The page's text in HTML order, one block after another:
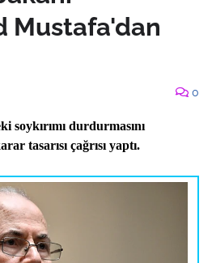
Mustafa'dan
0
soykırımı durdurmasını
tasarısı çağrısı yaptı.